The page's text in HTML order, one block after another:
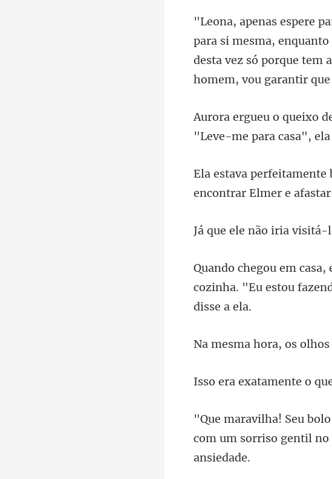
uanto
desta vez só porque tem
-
cozinha. "Eu estou
s
e o
com um sorriso gentil no